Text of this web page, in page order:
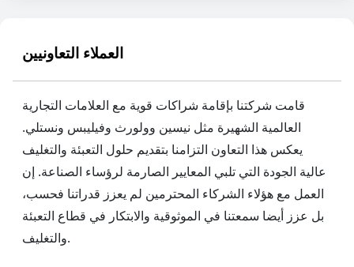
العملاء التعاونيين
قامت شركتنا بإقامة شراكات قوية مع العلامات التجارية
العالمية الشهيرة مثل نيسين وولورث وفيليبس ونستلي.
يعكس هذا التعاون التزامنا بتقديم حلول التعبئة والتغليف
عالية الجودة التي تلبي المعايير الصارمة لرؤساء الصناعة. إن
العمل مع هؤلاء الشركاء المحترمين لم يعزز قدراتنا فحسب،
بل عزز أيضا سمعتنا في الموثوقية والابتكار في قطاع التعبئة
والتغليف.